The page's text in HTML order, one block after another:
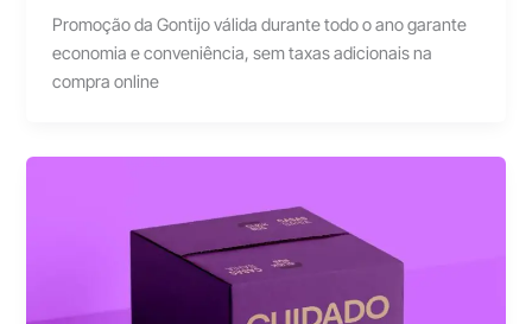
Promoção da Gontijo válida durante todo o ano garante
economia e conveniência, sem taxas adicionais na
compra online